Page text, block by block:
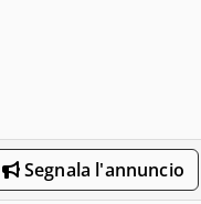
Segnala l'annuncio